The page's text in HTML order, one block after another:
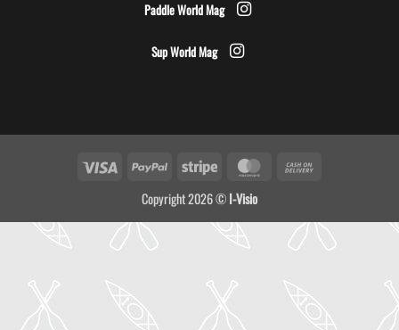
Paddle World Mag
Sup World Mag
Visa PayPal Stripe MasterCard
Copyright 2026 ©I-Visio